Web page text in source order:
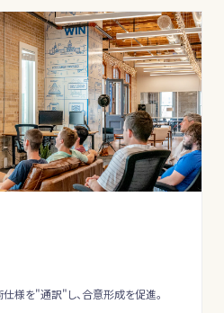
を"通訳"し、合意形成を促進。